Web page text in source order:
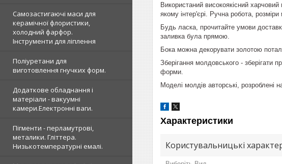
Самозастигаючі маси для
керамічної флористики,
холодний фарфор.
Інструменти для ліплення
Поліуретани для
виготовлення гнучких форм.
Додаткове обладнання і
матеріали - вакуумні
камери.Електронні ваги.
Пігменти - перламутрові,
металики. Гліттера.
Низькотемпературні емалі.
Використаний високоякісний
якому інтер'єрі. Ручна робота,
Будь ласка, прочитайте умови
заливка була прямою.
Бока можна декорувати золотою
Зберігання молдовського - зберігати
форми.
Моделі молдів авторські, розроблені
Характеристики
Користувальницькі